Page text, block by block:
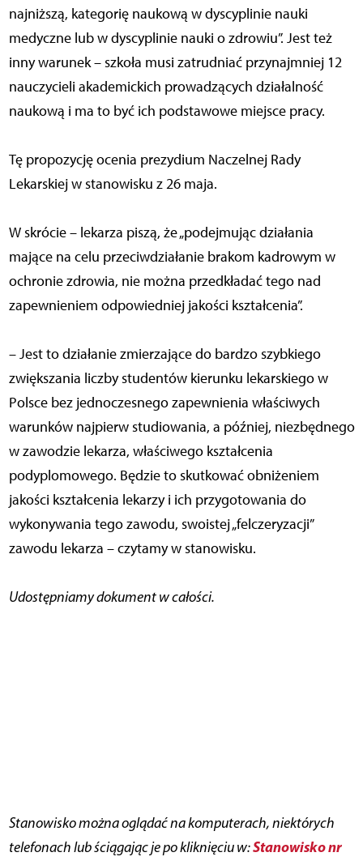
najniższą, kategorię naukową w dyscyplinie nauki
medyczne lub w dyscyplinie nauki o zdrowiu”. Jest też
inny warunek – szkoła musi zatrudniać przynajmniej 12
nauczycieli akademickich prowadzących działalność
naukową i ma to być ich podstawowe miejsce pracy.
Tę propozycję ocenia prezydium Naczelnej Rady
Lekarskiej w stanowisku z 26 maja.
W skrócie – lekarza piszą, że „podejmując działania
mające na celu przeciwdziałanie brakom kadrowym w
ochronie zdrowia, nie można przedkładać tego nad
zapewnieniem odpowiedniej jakości kształcenia”.
– Jest to działanie zmierzające do bardzo szybkiego
zwiększania liczby studentów kierunku lekarskiego w
Polsce bez jednoczesnego zapewnienia właściwych
warunków najpierw studiowania, a później, niezbędnego
w zawodzie lekarza, właściwego kształcenia
podyplomowego. Będzie to skutkować obniżeniem
jakości kształcenia lekarzy i ich przygotowania do
wykonywania tego zawodu, swoistej „felczeryzacji”
zawodu lekarza – czytamy w stanowisku.
Udostępniamy dokument w całości.
Stanowisko można oglądać na komputerach, niektórych
telefonach lub ściągając je po kliknięciu w:Stanowisko nr